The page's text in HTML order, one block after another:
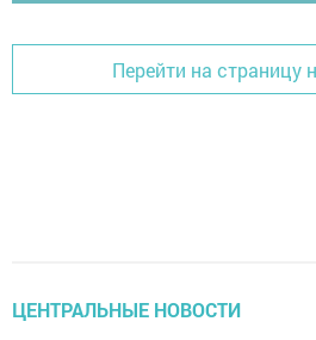
Перейти на страницу
ЦЕНТРАЛЬНЫЕ НОВОСТИ